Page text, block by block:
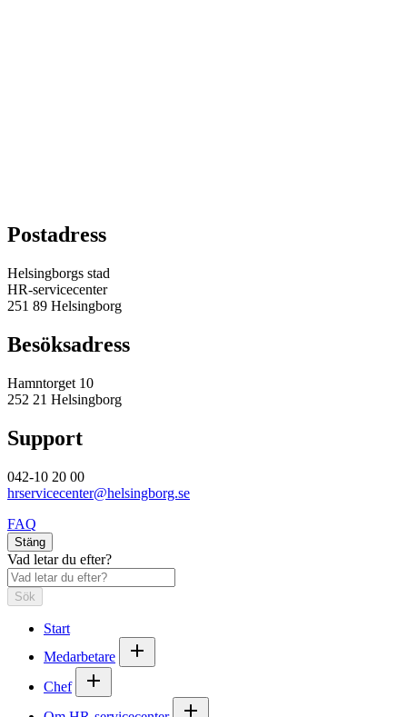
Postadress
Helsingborgs stad
HR-servicecenter
251 89 Helsingborg
Besöksadress
Hamntorget 10
252 21 Helsingborg
Support
042-10 20 00
hrservicecenter@helsingborg.se
FAQ
Stäng
Vad letar du efter?
Sök
Start
Medarbetare
Chef